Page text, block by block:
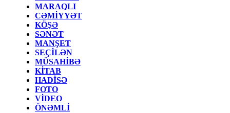
MARAQLI
CƏMİYYƏT
KÖŞƏ
SƏNƏT
MANŞET
SEÇİLƏN
MÜSAHİBƏ
KİTAB
HADİSƏ
FOTO
VİDEO
ÖNƏMLİ